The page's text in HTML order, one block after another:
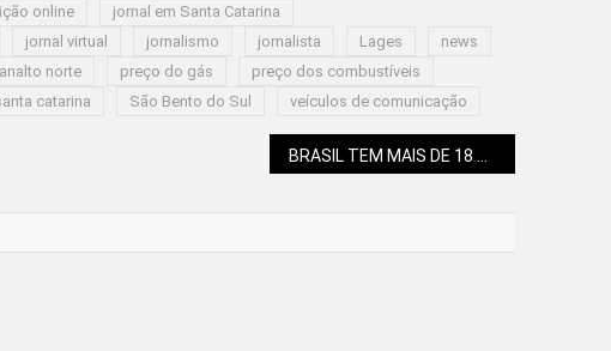
online
jornal em Santa Catarina
jornal virtual jornalismo jornalista Lages
news
norte preço do gás
preço dos combustíveis
catarina São Bento do Sul veículos de comunicação